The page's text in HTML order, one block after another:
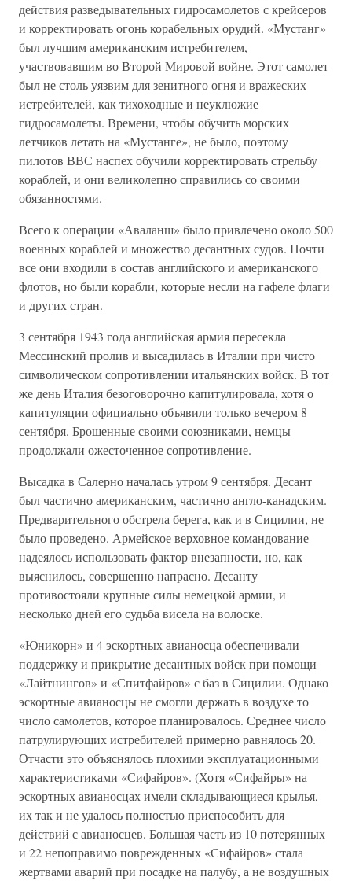
действия разведывательных гидросамолетов с крейсеров
и корректировать огонь корабельных орудий. «Мустанг»
был лучшим американским истребителем,
участвовавшим во Второй Мировой войне. Этот самолет
был не столь уязвим для зенитного огня и вражеских
истребителей, как тихоходные и неуклюжие
гидросамолеты. Времени, чтобы обучить морских
летчиков летать на «Мустанге», не было, поэтому
пилотов ВВС наспех обучили корректировать стрельбу
кораблей, и они великолепно справились со своими
обязанностями.
Всего к операции «Аваланш» было привлечено около 500
военных кораблей и множество десантных судов. Почти
все они входили в состав английского и американского
флотов, но были корабли, которые несли на гафеле флаги
и других стран.
3 сентября 1943 года английская армия пересекла
Мессинский пролив и высадилась в Италии при чисто
символическом сопротивлении итальянских войск. В тот
же день Италия безоговорочно капитулировала, хотя о
капитуляции официально объявили только вечером 8
сентября. Брошенные своими союзниками, немцы
продолжали ожесточенное сопротивление.
Высадка в Салерно началась утром 9 сентября. Десант
был частично американским, частично англо-канадским.
Предварительного обстрела берега, как и в Сицилии, не
было проведено. Армейское верховное командование
надеялось использовать фактор внезапности, но, как
выяснилось, совершенно напрасно. Десанту
противостояли крупные силы немецкой армии, и
несколько дней его судьба висела на волоске.
«Юникорн» и 4 эскортных авианосца обеспечивали
поддержку и прикрытие десантных войск при помощи
«Лайтнингов» и «Спитфайров» с баз в Сицилии. Однако
эскортные авианосцы не смогли держать в воздухе то
число самолетов, которое планировалось. Среднее число
патрулирующих истребителей примерно равнялось 20.
Отчасти это объяснялось плохими эксплуатационными
характеристиками «Сифайров». (Хотя «Сифайры» на
эскортных авианосцах имели складывающиеся крылья,
их так и не удалось полностью приспособить для
действий с авианосцев. Большая часть из 10 потерянных
и 22 непоправимо поврежденных «Сифайров» стала
жертвами аварий при посадке на палубу, а не воздушных